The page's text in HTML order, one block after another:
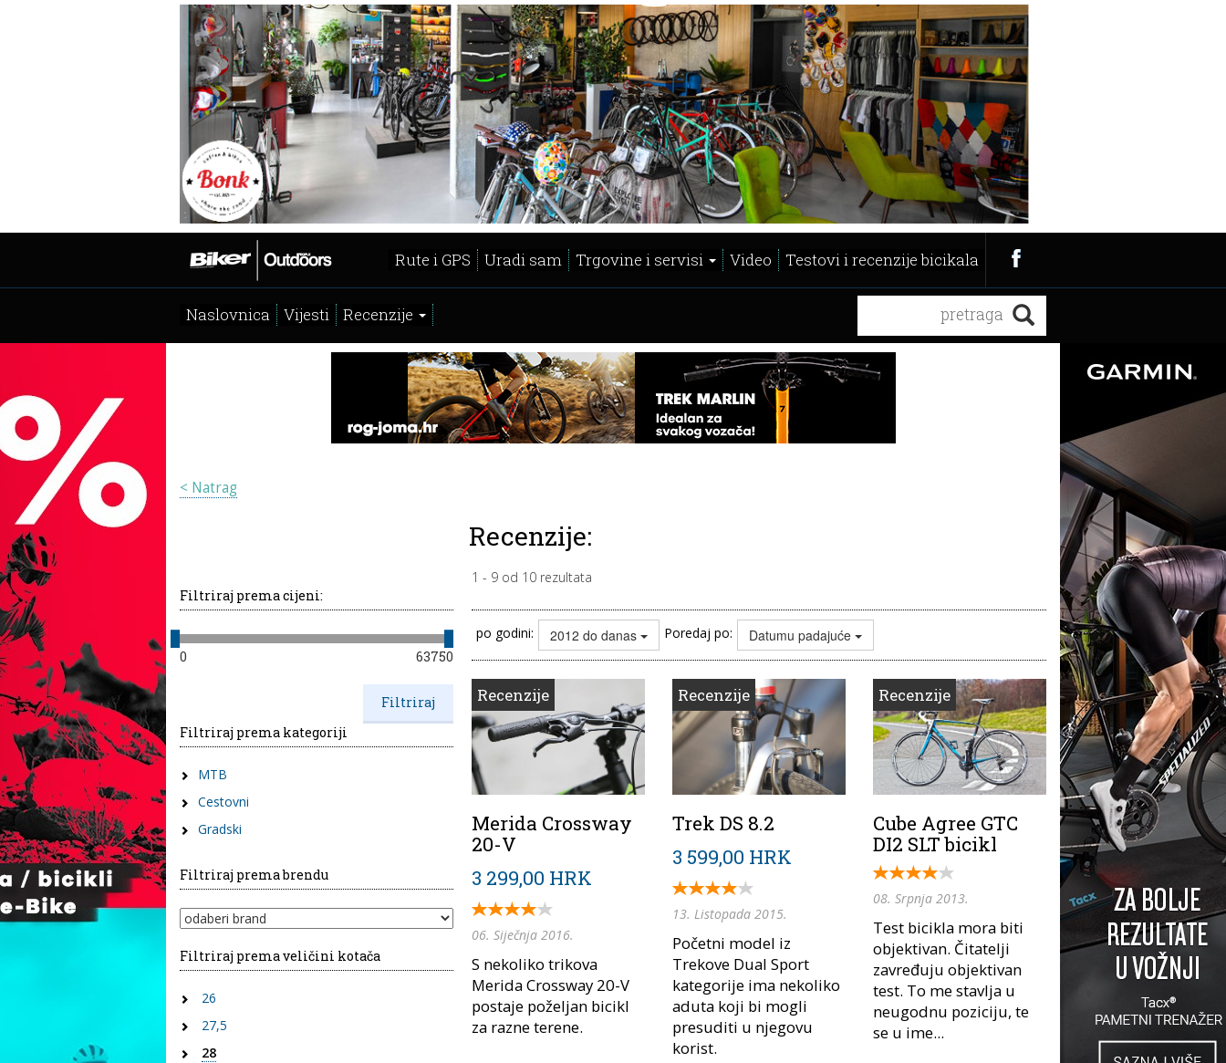
Rute i GPS Uradi sam Trgovine i servisi Video Testovi i recenzije bicikala
Naslovnica Vijesti Recenzije
< Natrag
Recenzije:
1 - 9 od 10 rezultata
Filtriraj prema cijeni:
0 63750
Filtriraj prema kategoriji
MTB
Cestovni
Gradski
Filtriraj prema brendu
Filtriraj prema veličini kotača
26
27,5
28
po godini: 2012 do danas Poredaj po: Datumu padajuće
Recenzije
Merida Crossway
20-V
3 299,00 HRK
06. Siječnja 2016.
S nekoliko trikova
Merida Crossway 20-V
postaje poželjan bicikl
za razne terene.
Recenzije
Trek DS 8.2
3 599,00 HRK
13. Listopada 2015.
Početni model iz
Trekove Dual Sport
kategorije ima nekoliko
aduta koji bi mogli
presuditi u njegovu
korist.
Recenzije
Cube Agree GTC
DI2 SLT bicikl
08. Srpnja 2013.
Test bicikla mora biti
objektivan. Čitatelji
zavređuju objektivan
test. To me stavlja u
neugodnu poziciju, te
se u ime...